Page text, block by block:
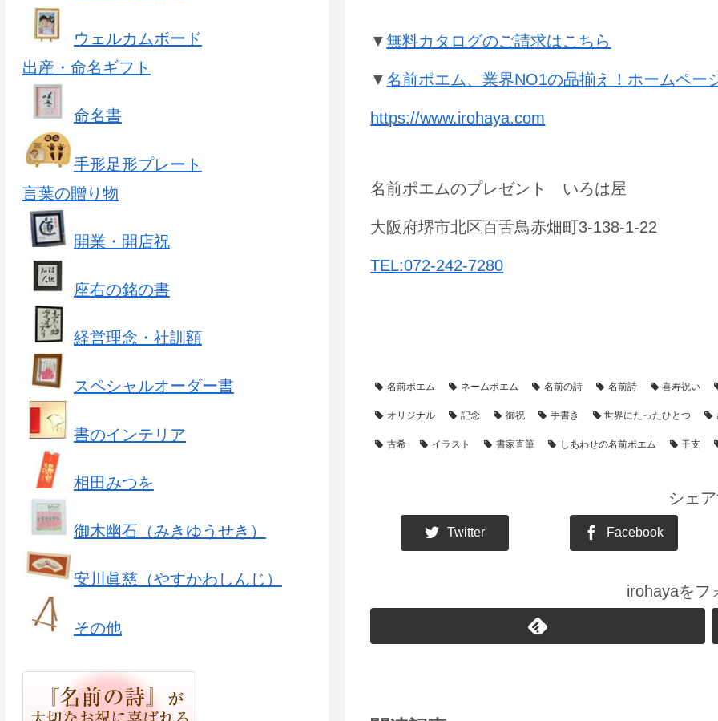
▼無料カタログのご請求はこちら
▼名前ポエム、業界NO1の品揃え！ホームペー
https://www.irohaya.com
名前ポエムのプレゼント いろは屋
大阪府堺市北区百舌鳥赤畑町3-138-1-22
TEL:072-242-7280
名前ポエム ネームポエム 名前の詩 名前詩 喜寿祝い
オリジナル 記念 御祝 手書き 世界にたったひとつ
古希 イラスト 書家直筆 しあわせの名前ポエム 干支
シェ
Twitter Facebook
irohayaをフ
ウェルカムボード
出産・命名ギフト
命名書
手形足形プレート
言葉の贈り物
開業・開店祝
座右の銘の書
経営理念・社訓額
スペシャルオーダー書
書のインテリア
相田みつを
御木幽石（みきゆうせき）
安川眞慈（やすかわしんじ）
その他